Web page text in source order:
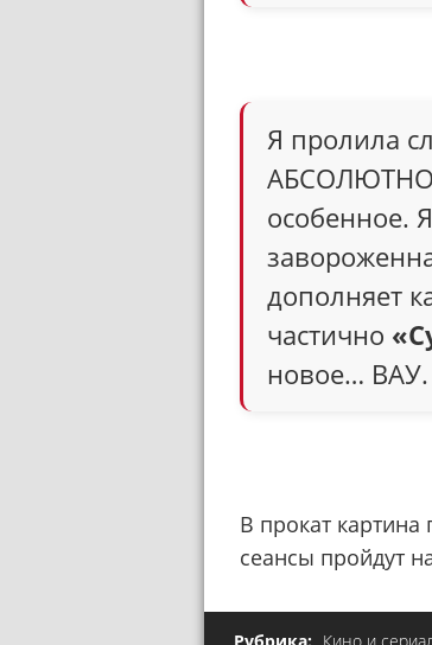
Я пролила
АБСОЛЮТНО
особенное.
дополняет
частично
новое… ВАУ.
В прокат
сеансы пройдут